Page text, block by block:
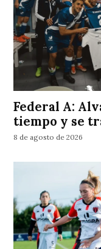
Federal A:
tiempo y se
8 de agosto de 2026